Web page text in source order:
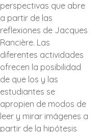
perspectivas que abre
a partir de las
reflexiones de Jacques
Rancière. Las
diferentes actividades
ofrecen la posibilidad
de que los y las
estudiantes se
apropien de modos de
leer y mirar imágenes a
partir de la hipótesis